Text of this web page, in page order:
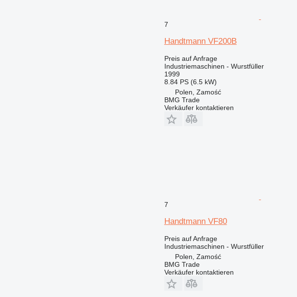
7
Handtmann VF200B
Preis auf Anfrage
Industriemaschinen - Wurstfüller
1999
8.84 PS (6.5 kW)
Polen, Zamość
BMG Trade
Verkäufer kontaktieren
7
Handtmann VF80
Preis auf Anfrage
Industriemaschinen - Wurstfüller
Polen, Zamość
BMG Trade
Verkäufer kontaktieren